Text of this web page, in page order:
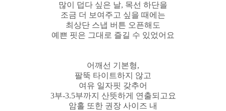
많이 덥다 싶은 날, 목선 하단을
조금 더 보여주고 싶을 때에는
최상단 스냅 버튼 오픈해도
예쁜 핏은 그대로 즐길 수 있었어요
어깨선 기본형,
팔뚝 타이트하지 않고
여유 일자핏 갖추어
3부-3.5부까지 산뜻하게 연출되고요
암홀 또한 권장 사이즈 내